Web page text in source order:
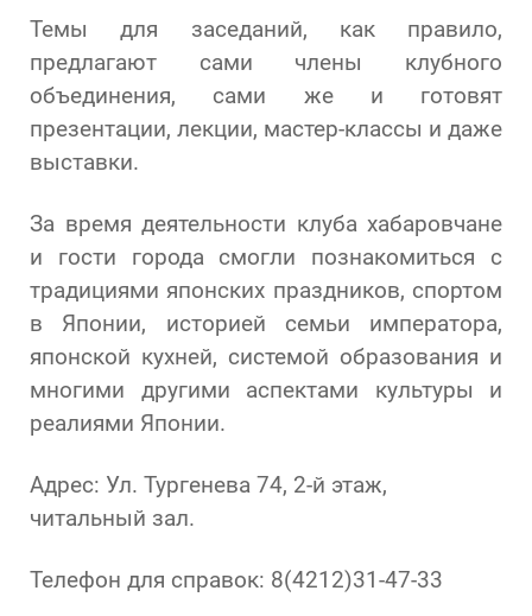
Темы для заседаний, как правило,
предлагают сами члены клубного
объединения, сами же и готовят
презентации, лекции, мастер-классы и даже
выставки.
За время деятельности клуба хабаровчане
и гости города смогли познакомиться с
традициями японских праздников, спортом
в Японии, историей семьи императора,
японской кухней, системой образования и
многими другими аспектами культуры и
реалиями Японии.
Адрес: Ул. Тургенева 74, 2-й этаж,
читальный зал.
Телефон для справок: 8(4212)31-47-33